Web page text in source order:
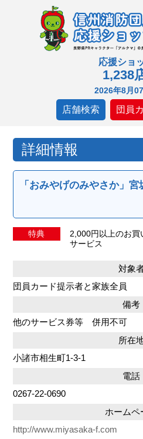
応援ショ
1,238
2026年8月
店舗検索 団員
詳細情報
「おみやげのみやさか」
特典
2,000円以上のお買
サービス
対象
団員カード提示者と家族全員
備考
他のサービス券等 併用不可
所在
小諸市相生町1-3-1
電話
0267-22-0690
ホームペ
http://www.miyasaka-f.com